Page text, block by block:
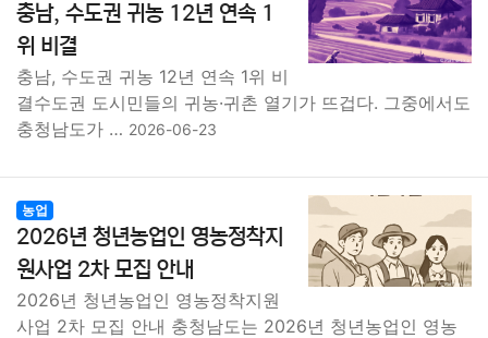
충남, 수도권 귀농 12년 연속 1
위 비결
충남, 수도권 귀농 12년 연속 1위 비
결수도권 도시민들의 귀농·귀촌 열기가 뜨겁다. 그중에서도
충청남도가 … 2026-06-23
농업
2026년 청년농업인 영농정착지
원사업 2차 모집 안내
2026년 청년농업인 영농정착지원
사업 2차 모집 안내 충청남도는 2026년 청년농업인 영농